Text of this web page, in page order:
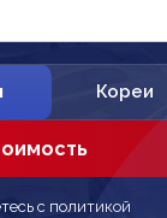
Кореи
с политикой